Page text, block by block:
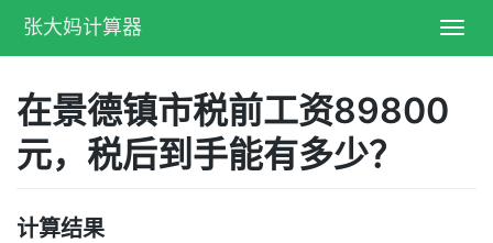
张大妈计算器
在景德镇市税前工资89800
元，税后到手能有多少？
计算结果